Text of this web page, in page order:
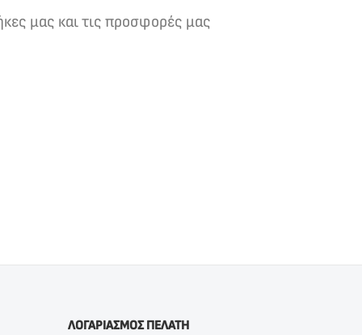
μας και τις προσφορές μας
ΛΟΓΑΡΙΑΣΜΟΣ ΠΕΛΑΤΗ